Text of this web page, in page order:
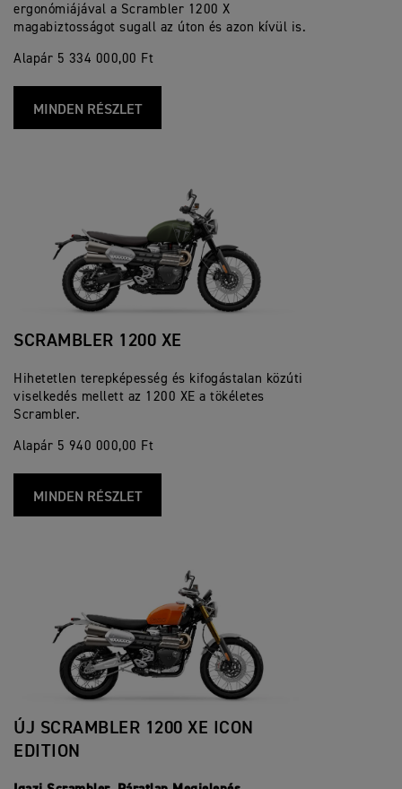
ergonómiájával a Scrambler 1200 X
magabiztosságot sugall az úton és azon kívül is.
Alapár 5 334 000,00 Ft
MINDEN RÉSZLET
SCRAMBLER 1200 XE
Hihetetlen terepképesség és kifogástalan közúti
viselkedés mellett az 1200 XE a tökéletes
Scrambler.
Alapár 5 940 000,00 Ft
MINDEN RÉSZLET
ÚJ SCRAMBLER 1200 XE ICON
EDITION